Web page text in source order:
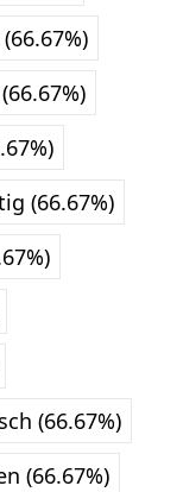
(66.67%)
(66.67%)
(66.67%)